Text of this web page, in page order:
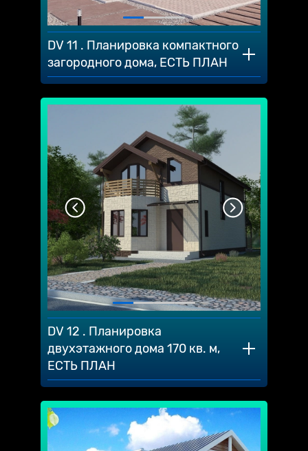
DV 11 . Планировка компактного
загородного дома, ЕСТЬ ПЛАН
DV 12 . Планировка
двухэтажного дома 170 кв. м,
ЕСТЬ ПЛАН